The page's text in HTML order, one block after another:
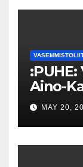
Aino-
MAY 20,